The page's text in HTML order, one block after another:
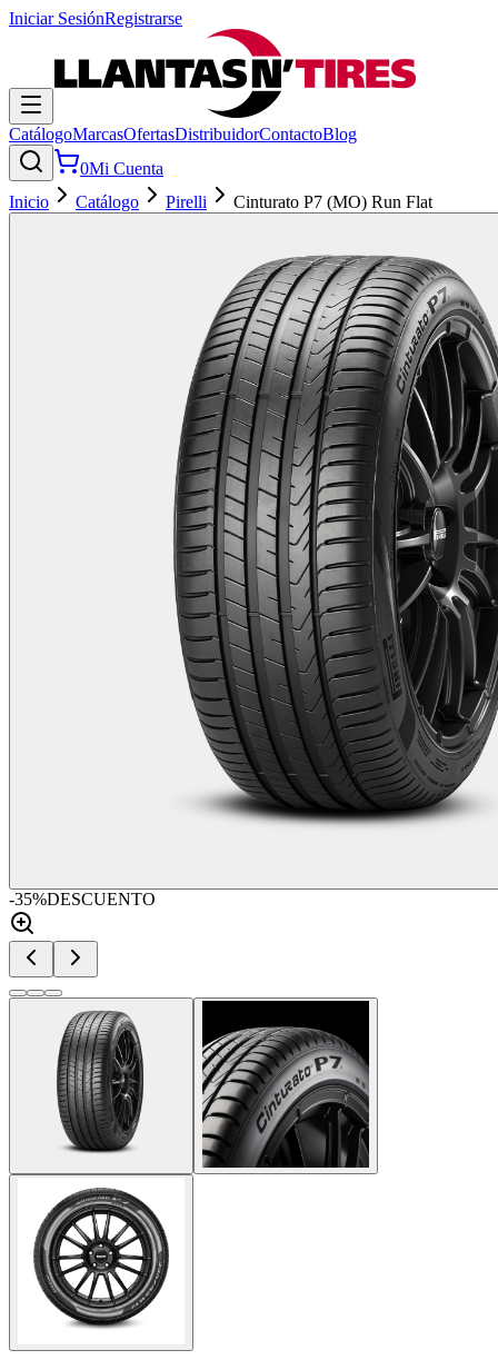
Iniciar SesiónRegistrarse
CatálogoMarcasOfertasDistribuidorContactoBlog
0Mi Cuenta
Inicio
Catálogo Pirelli Cinturato P7 (MO) Run Flat
-35%DESCUENTO